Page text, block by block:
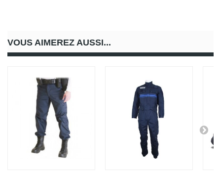
VOUS AIMEREZ AUSSI...